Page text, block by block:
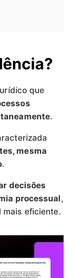
que
.
mesma
.
decisões
processual,
mais eficiente.